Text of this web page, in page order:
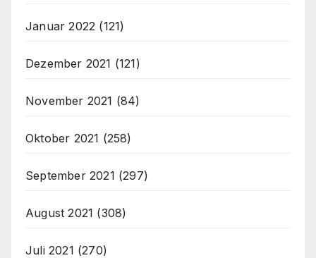
Januar 2022 (121)
Dezember 2021 (121)
November 2021 (84)
Oktober 2021 (258)
September 2021 (297)
August 2021 (308)
Juli 2021 (270)